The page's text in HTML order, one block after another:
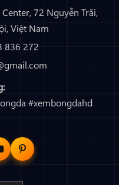
72 Nguyễn Trãi,
Việt Nam
836 272
#xembongdahd